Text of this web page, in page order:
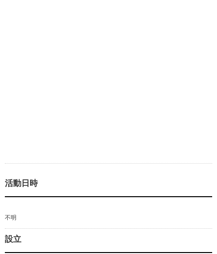
活動日時
不明
設立